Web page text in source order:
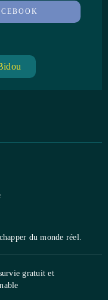
du monde réel.
gratuit et